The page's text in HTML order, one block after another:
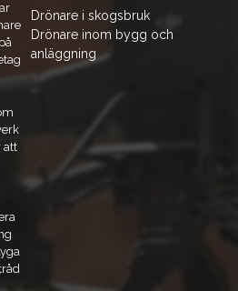
att
Drönare i skogsbruk
Drönare inom bygg och
anläggning